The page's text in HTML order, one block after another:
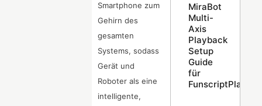
Smartphone zum
Gehirn des
gesamten
Systems, sodass
Gerät und
Roboter als eine
intelligente,
MiraBot
Multi-
Axis
Playback
Setup
Guide
für
FunscriptPlayer